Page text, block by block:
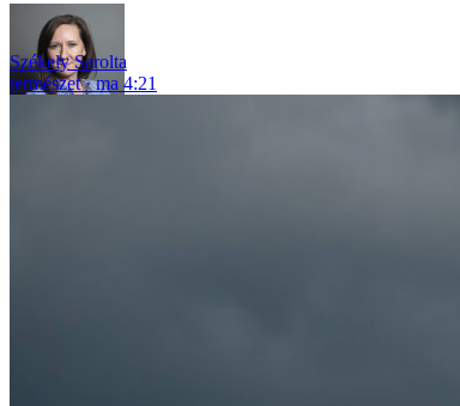
Székely Sarolta
természet
ma 4:21